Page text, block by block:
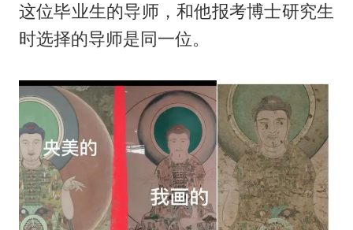
这位毕业生的导师，和他报考博士研究生
时选择的导师是同一位。